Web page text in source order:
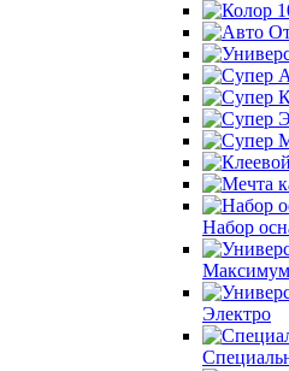
Набор
Максимум
Электро